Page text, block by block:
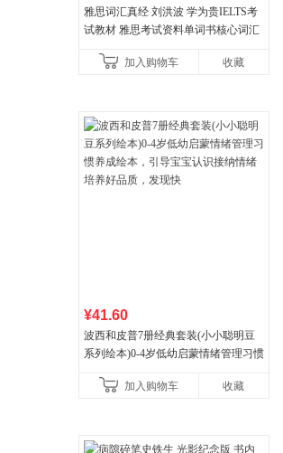
雅思词汇真经 刘洪波 学为贵IELTS考
试教材 雅思考试资料单词书核心词汇
加入购物车
收藏
¥41.60
波西和皮普7册经典套装(小小聪明豆
系列绘本)0-4岁低幼启蒙情绪管理习惯
养好品质，发现快
加入购物车 收藏